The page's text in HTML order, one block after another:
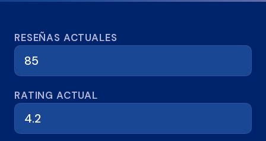
Calculadora de reseñas
RESEÑAS ACTUALES
RATING ACTUAL